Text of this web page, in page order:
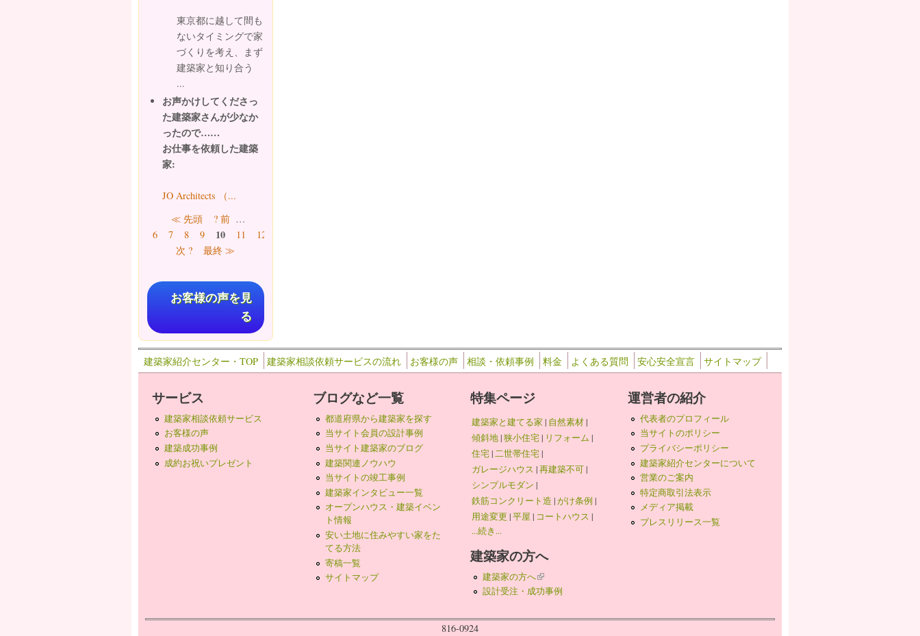
東京都に越して間も
ないタイミングで家
づくりを考え、まず
建築家と知り合う
...
お声かけしてくださっ
た建築家さんが少なか
ったので……
お仕事を依頼した建築
家:
JO Architects （...
ページ≪ 先頭 ? 前 …
6
7 8 9 10 11 12
次 ?
最終 ≫
お客様の声を見
る
建築家紹介センター・TOP 建築家相談依頼サービスの流れ お客様の声 相談・依頼事例 料金 よくある質問 安心安全宣言 サイトマップ
サービス
建築家相談依頼サービス
お客様の声
建築成功事例
成約お祝いプレゼント
ブログなど一覧
都道府県から建築家を探す
当サイト会員の設計事例
当サイト建築家のブログ
建築関連ノウハウ
当サイトの竣工事例
建築家インタビュー一覧
オープンハウス・建築イベン
ト情報
安い土地に住みやすい家をた
てる方法
寄稿一覧
サイトマップ
特集ページ
建築家と建てる家 | 自然素材|
傾斜地|狭小住宅| リフォーム |
住宅|二世帯住宅|
ガレージハウス |再建築不可|
シンプルモダン |
鉄筋コンクリート造 |がけ条例 |
用途変更 |平屋 | コートハウス |
...続き...
建築家の方へ
建築家の方へ(link is external)
設計受注・成功事例
運営者の紹介
代表者のプロフィール
当サイトのポリシー
プライバシーポリシー
建築家紹介センターについて
営業のご案内
特定商取引法表示
メディア掲載
プレスリリース一覧
816-0924